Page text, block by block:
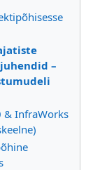
–
& InfraWorks